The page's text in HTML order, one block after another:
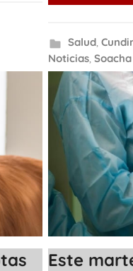
Salud,
Noticias,Soacha
Este